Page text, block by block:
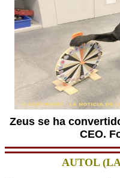
Zeus se ha
CEO.
AUTOL